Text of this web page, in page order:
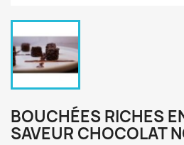
BOUCHÉES RICHES
SAVEUR CHOCOLAT